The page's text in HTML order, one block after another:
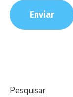
Pesquisar